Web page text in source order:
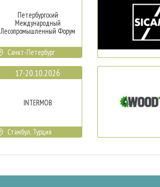
Петербургский
Международный
Лесопромышленный Форум
Санкт-Петербург
17-20.10.2026
INTERMOB
Стамбул, Турция